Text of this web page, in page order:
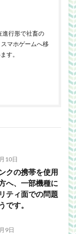
行形で社畜の
マホゲームへ移
す。
10日
クの携帯を使用
へ、一部機種に
ティ面での問題
です。
9日